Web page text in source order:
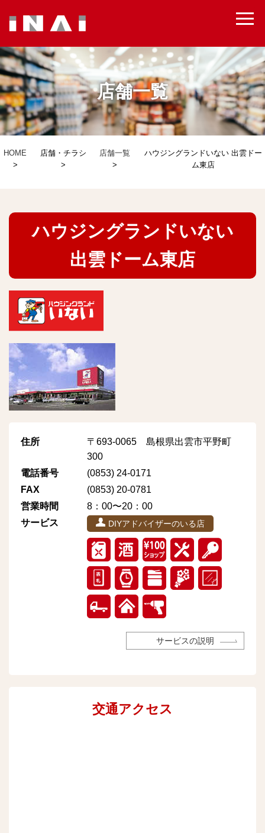
店舗一覧
HOME 店舗・チラシ 店舗一覧
ハウジングランドいない 出雲ドー
ム東店
ハウジングランドいない
出雲ドーム東店
住所
〒693-0065 島根県出雲市平野町
300
電話番号
(0853) 24-0171
FAX
(0853) 20-0781
営業時間
8：00〜20：00
サービス
DIYアドバイザーのいる店
サービスの説明
交通アクセス